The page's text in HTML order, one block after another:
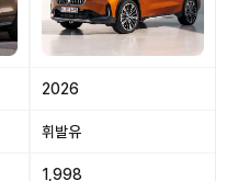
2026
휘발유
1,998